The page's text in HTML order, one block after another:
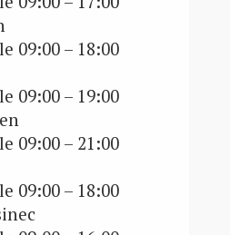
09:00 – 18:00
09:00 – 19:00
09:00 – 21:00
09:00 – 18:00